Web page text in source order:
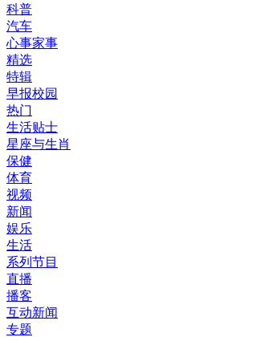
科普
汽车
心事家事
精选
特辑
早报校园
热门
生活贴士
星座与生肖
保健
体育
视频
新闻
娱乐
生活
系列节目
直播
播客
互动新闻
专题